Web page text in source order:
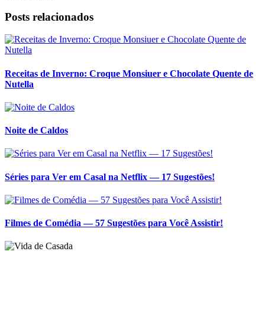
Posts relacionados
Receitas de Inverno: Croque Monsiuer e Chocolate Quente de
Nutella
Noite de Caldos
Séries para Ver em Casal na Netflix — 17 Sugestões!
Filmes de Comédia — 57 Sugestões para Você Assistir!